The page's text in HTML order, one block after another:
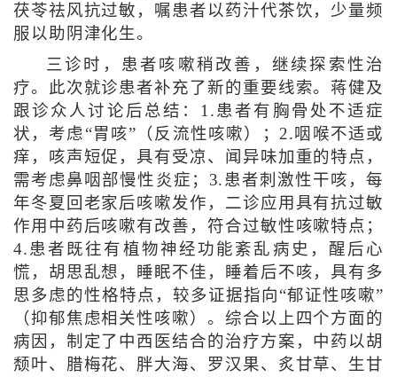
茯苓祛风抗过敏，嘱患者以药汁代茶饮，少量频
服以助阴津化生。
三诊时，患者咳嗽稍改善，继续探索性治
疗。此次就诊患者补充了新的重要线索。蒋健及
跟诊众人讨论后总结：1.患者有胸骨处不适症
状，考虑“胃咳”（反流性咳嗽）；2.咽喉不适或
痒，咳声短促，具有受凉、闻异味加重的特点，
需考虑鼻咽部慢性炎症；3.患者刺激性干咳，每
年冬夏回老家后咳嗽发作，二诊应用具有抗过敏
作用中药后咳嗽有改善，符合过敏性咳嗽特点；
4.患者既往有植物神经功能紊乱病史，醒后心
慌，胡思乱想，睡眠不佳，睡着后不咳，具有多
思多虑的性格特点，较多证据指向“郁证性咳嗽”
（抑郁焦虑相关性咳嗽）。综合以上四个方面的
病因，制定了中西医结合的治疗方案，中药以胡
颓叶、腊梅花、胖大海、罗汉果、炙甘草、生甘